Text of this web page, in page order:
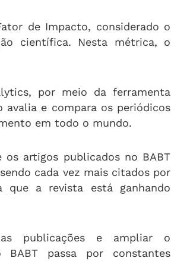
de Impacto, considerado o
científica. Nesta métrica, o
por meio da ferramenta
e compara os periódicos
em todo o mundo.
artigos publicados no BABT
cada vez mais citados por
que a revista está ganhando
publicações e ampliar o
BABT passa por constantes